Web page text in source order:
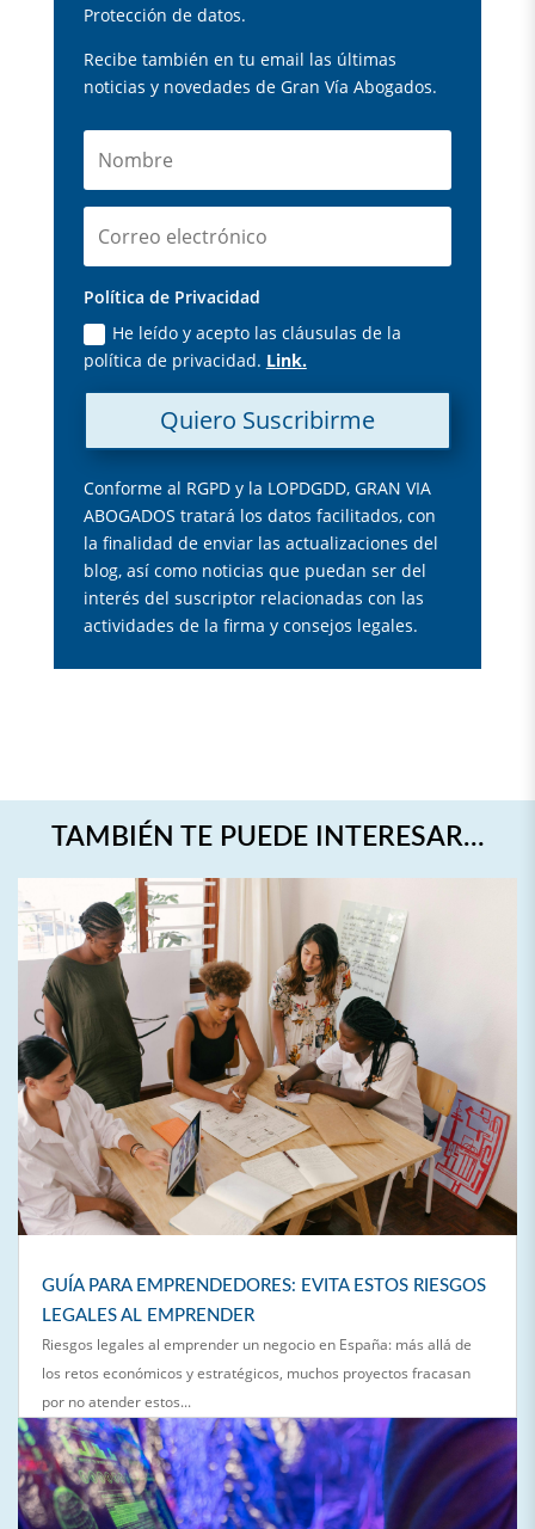
Protección de datos.
Recibe también en tu email las últimas
noticias y novedades de Gran Vía Abogados.
Política de Privacidad
He leído y acepto las cláusulas de la
política de privacidad. Link.
Quiero Suscribirme
Conforme al RGPD y la LOPDGDD, GRAN VIA
ABOGADOS tratará los datos facilitados, con
la finalidad de enviar las actualizaciones del
blog, así como noticias que puedan ser del
interés del suscriptor relacionadas con las
actividades de la firma y consejos legales.
TAMBIÉN TE PUEDE INTERESAR…
GUÍA PARA EMPRENDEDORES: EVITA ESTOS RIESGOS
LEGALES AL EMPRENDER
Riesgos legales al emprender un negocio en España: más allá de
los retos económicos y estratégicos, muchos proyectos fracasan
por no atender estos...